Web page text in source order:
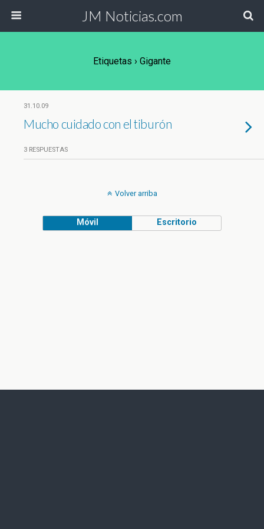
JM Noticias.com
Etiquetas › Gigante
31.10.09
Mucho cuidado con el tiburón
3 RESPUESTAS
Volver arriba
Móvil Escritorio